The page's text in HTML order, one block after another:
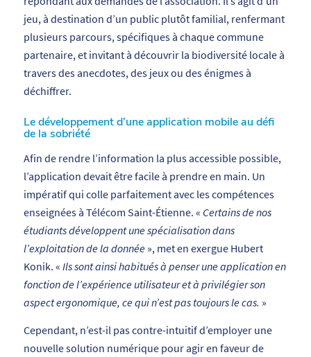
jeu, à destination d’un public plutôt familial, renfermant
plusieurs parcours, spécifiques à chaque commune
partenaire, et invitant à découvrir la biodiversité locale à
travers des anecdotes, des jeux ou des énigmes à
déchiffrer.
Le développement d’une application mobile au défi
de la sobriété
Afin de rendre l’information la plus accessible possible,
l’application devait être facile à prendre en main. Un
impératif qui colle parfaitement avec les compétences
enseignées à Télécom Saint-Étienne. « Certains de nos
étudiants développent une spécialisation dans
l’exploitation de la donnée», met en exergue Hubert
Konik. « Ils sont ainsi habitués à penser une application en
fonction de l’expérience utilisateur et à privilégier son
aspect ergonomique, ce qui n’est pas toujours le cas. »
Cependant, n’est-il pas contre-intuitif d’employer une
nouvelle solution numérique pour agir en faveur de